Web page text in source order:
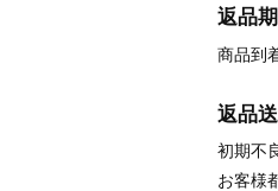
返品
商品到
返品
初期不
お客様